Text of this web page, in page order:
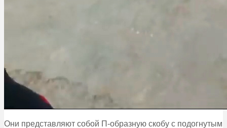
Они представляют собой П-образную скобу с подогнутым